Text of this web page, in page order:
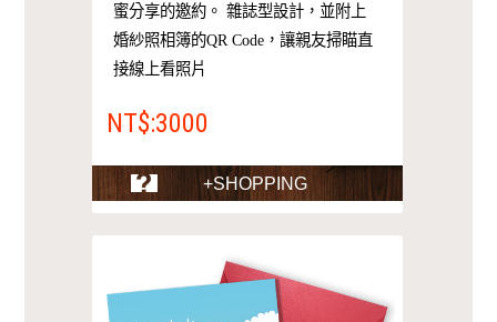
蜜分享的邀約。 雜誌型設計，並附上
婚紗照相簿的QR Code，讓親友掃瞄直
接線上看照片
NT$:3000
+SHOPPING